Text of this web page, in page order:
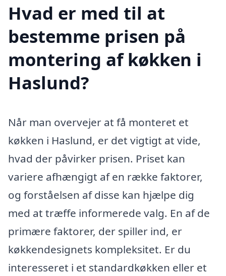
Hvad er med til at
bestemme prisen på
montering af køkken i
Haslund?
Når man overvejer at få monteret et
køkken i Haslund, er det vigtigt at vide,
hvad der påvirker prisen. Priset kan
variere afhængigt af en række faktorer,
og forståelsen af disse kan hjælpe dig
med at træffe informerede valg. En af de
primære faktorer, der spiller ind, er
køkkendesignets kompleksitet. Er du
interesseret i et standardkøkken eller et